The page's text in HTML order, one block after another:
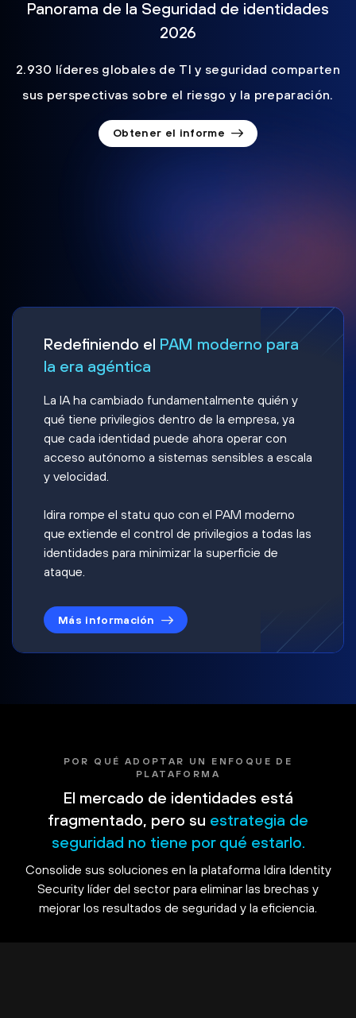
Panorama de la Seguridad de identidades
2026
2.930 líderes globales de TI y seguridad comparten
sus perspectivas sobre el riesgo y la preparación.
Obtener el informe
Redefiniendo el PAM moderno para
la era agéntica
La IA ha cambiado fundamentalmente quién y
qué tiene privilegios dentro de la empresa, ya
que cada identidad puede ahora operar con
acceso autónomo a sistemas sensibles a escala
y velocidad.
Idira rompe el statu quo con el PAM moderno
que extiende el control de privilegios a todas las
identidades para minimizar la superficie de
ataque.
Más información
POR QUÉ ADOPTAR UN ENFOQUE DE
PLATAFORMA
El mercado de identidades está
fragmentado, pero su estrategia de
seguridad no tiene por qué estarlo.
Consolide sus soluciones en la plataforma Idira Identity
Security líder del sector para eliminar las brechas y
mejorar los resultados de seguridad y la eficiencia.